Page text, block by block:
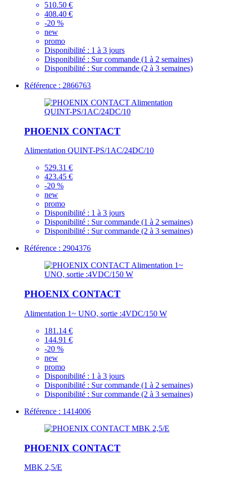
510.50 €
408.40 €
-20 %
new
promo
Disponibilité : 1 à 3 jours
Disponibilité : Sur commande (1 à 2 semaines)
Disponibilité : Sur commande (2 à 3 semaines)
Référence : 2866763
PHOENIX CONTACT
Alimentation QUINT-PS/1AC/24DC/10
529.31 €
423.45 €
-20 %
new
promo
Disponibilité : 1 à 3 jours
Disponibilité : Sur commande (1 à 2 semaines)
Disponibilité : Sur commande (2 à 3 semaines)
Référence : 2904376
PHOENIX CONTACT
Alimentation 1~ UNO, sortie :4VDC/150 W
181.14 €
144.91 €
-20 %
new
promo
Disponibilité : 1 à 3 jours
Disponibilité : Sur commande (1 à 2 semaines)
Disponibilité : Sur commande (2 à 3 semaines)
Référence : 1414006
PHOENIX CONTACT
MBK 2,5/E